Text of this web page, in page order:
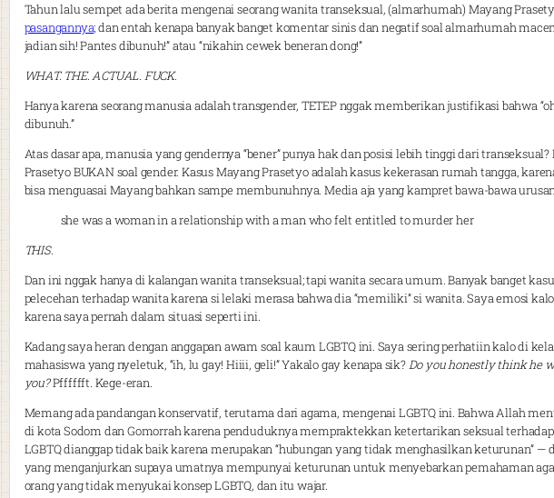
Tahun lalu sempet ada berita mengenai seorang wanita transeksual, (almarhumah) Mayang
pasangannya;dan entah kenapa banyak banget komentar sinis dan negatif soal almarhumah
jadian sih! Pantes dibunuh!” atau “nikahin cewek beneran dong!”
WHAT. THE. ACTUAL. FUCK.
Hanya karena seorang manusia adalah transgender, TETEP nggak memberikan justifikasi bahwa
dibunuh.”
Atas dasar apa, manusia yang gendernya “bener” punya hak dan posisi lebih tinggi dari transeksual?
Prasetyo BUKAN soal gender. Kasus Mayang Prasetyo adalah kasus kekerasan rumah tangga,
bisa menguasai Mayang bahkan sampe membunuhnya. Media aja yang kampret bawa-bawa
she was a woman in a relationship with a man who felt entitled to murder her
THIS.
Dan ini nggak hanya di kalangan wanita transeksual; tapi wanita secara umum. Banyak banget
pelecehan terhadap wanita karena si lelaki merasa bahwa dia “memiliki” si wanita. Saya emosi
karena saya pernah dalam situasi seperti ini.
Kadang saya heran dengan anggapan awam soal kaum LGBTQ ini. Saya sering perhatiin kalo di
mahasiswa yang nyeletuk, “ih, lu gay! Hiiii, geli!” Yakalo gay kenapa sik?Do you honestly think he
you?Pfffffft. Kege-eran.
Memang ada pandangan konservatif, terutama dari agama, mengenai LGBTQ ini. Bahwa Allah
di kota Sodom dan Gomorrah karena penduduknya mempraktekkan ketertarikan seksual terhadap
LGBTQ dianggap tidak baik karena merupakan “hubungan yang tidak menghasilkan keturunan” —
yang menganjurkan supaya umatnya mempunyai keturunan untuk menyebarkan pemahaman
orang yang tidak menyukai konsep LGBTQ, dan itu wajar.